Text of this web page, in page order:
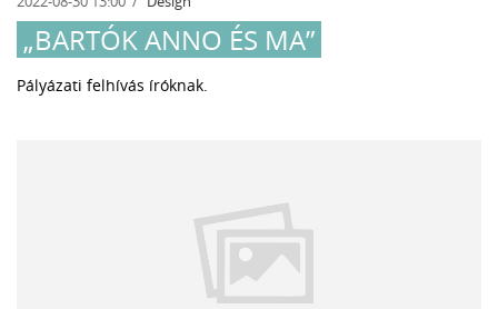
„BARTÓK ANNO ÉS MA”
Pályázati felhívás íróknak.